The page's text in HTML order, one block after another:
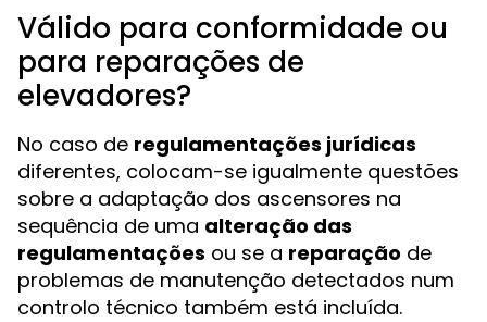
Válido para conformidade ou
para reparações de
elevadores?
No caso de regulamentações jurídicas
diferentes, colocam-se igualmente questões
sobre a adaptação dos ascensores na
sequência de uma alteração das
regulamentações ou se a reparação de
problemas de manutenção detectados num
controlo técnico também está incluída.